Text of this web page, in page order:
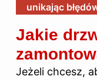
unikając
Jakie
Jeżeli chcesz,